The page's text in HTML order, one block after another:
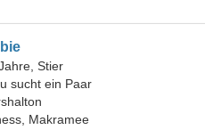
Stier
sucht ein Paar
Makramee